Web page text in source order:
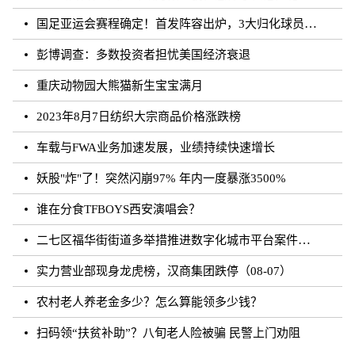
国足亚运会赛程确定！首发阵容出炉，3大归化球员领衔，CCTV直播
彭博调查：多数投资者担忧美国经济衰退
重庆动物园大熊猫新生宝宝满月
2023年8月7日纺织大宗商品价格涨跌榜
车载与FWA业务加速发展，业绩持续快速增长
妖股"炸"了！突然闪崩97% 年内一度暴涨3500%
谁在分食TFBOYS西安演唱会？
二七区福华街街道多举措推进数字化城市平台案件处理工作
实力营业部现身龙虎榜，汉商集团跌停（08-07）
农村老人养老金多少？怎么算能领多少钱？
扫码领“扶贫补助”？八旬老人险被骗 民警上门劝阻